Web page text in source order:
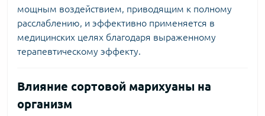
мощным воздействием, приводящим к полному
расслаблению, и эффективно применяется в
медицинских целях благодаря выраженному
терапевтическому эффекту.
Влияние сортовой марихуаны на
организм